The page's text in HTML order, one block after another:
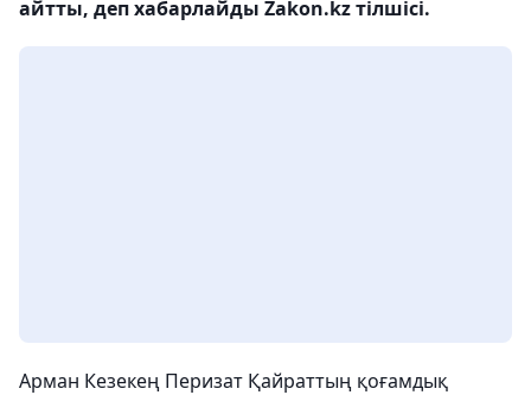
айтты, деп хабарлайды Zakon.kz тілшісі.
Арман Кезекең Перизат Қайраттың қоғамдық